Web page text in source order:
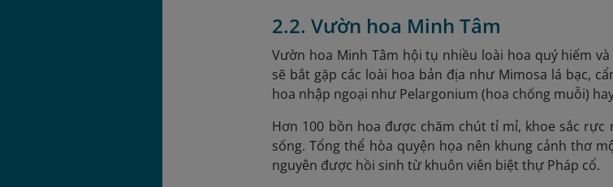
2.2. Vườn hoa Minh Tâm
Vườn hoa Minh Tâm hội tụ nhiều loài hoa quý hiếm
sẽ bắt gặp các loài hoa bản địa như Mimosa lá bạc,
hoa nhập ngoại như Pelargonium (hoa chống muỗi)
Hơn 100 bồn hoa được chăm chúttỉ mỉ, khoe sắc rực
sống. Tổng thể hòa quyện họa nên khung cảnh thơ
nguyên được hồi sinh từ khuôn viên biệt thự Pháp cổ.